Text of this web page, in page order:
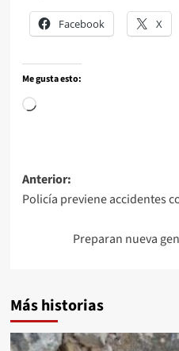
Facebook X
Me gusta esto:
Anterior:
Policía previene accidentes
Preparan nueva
Más historias